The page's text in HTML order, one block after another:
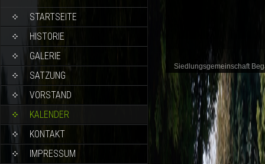
STARTSEITE
HISTORIE
GALERIE
SATZUNG
VORSTAND
KALENDER
KONTAKT
IMPRESSUM
Siedlungsgemeinschaft